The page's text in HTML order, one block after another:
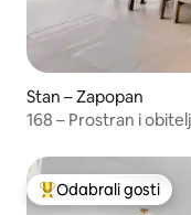
Stan – Zapopan
168 – Prostran i
Među najviše
Odabrali gosti